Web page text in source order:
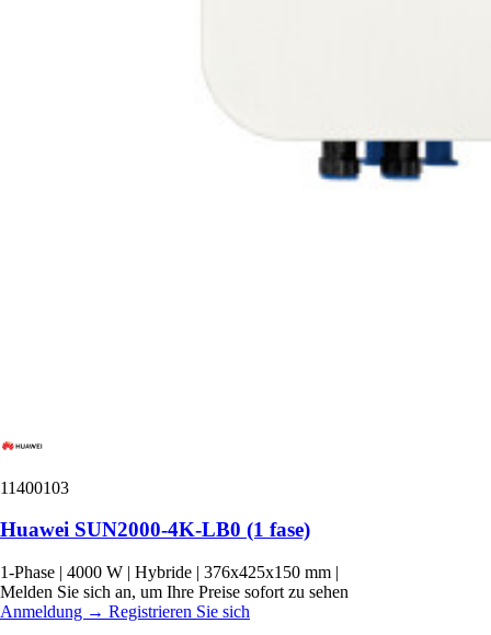
11400103
Huawei SUN2000-4K-LB0 (1 fase)
1-Phase | 4000 W | Hybride | 376x425x150 mm |
Melden Sie sich an, um Ihre Preise sofort zu sehen
Anmeldung → Registrieren Sie sich